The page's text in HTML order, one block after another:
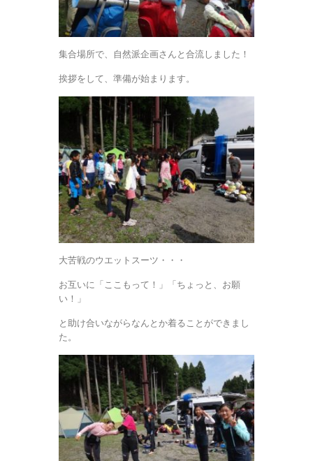
集合場所で、自然派企画さんと合流しました！
挨拶をして、準備が始まります。
大苦戦のウエットスーツ・・・
お互いに「ここもって！」「ちょっと、お願
い！」
と助け合いながらなんとか着ることができまし
た。